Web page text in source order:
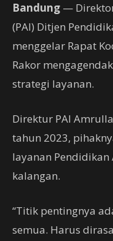
Bandung —
(PAI) Ditjen
menggelar Rapat
Rakor
strategi layanan.
Direktur PAI
tahun 2023,
layanan
kalangan.
“Titik pentingnya
semua. Harus